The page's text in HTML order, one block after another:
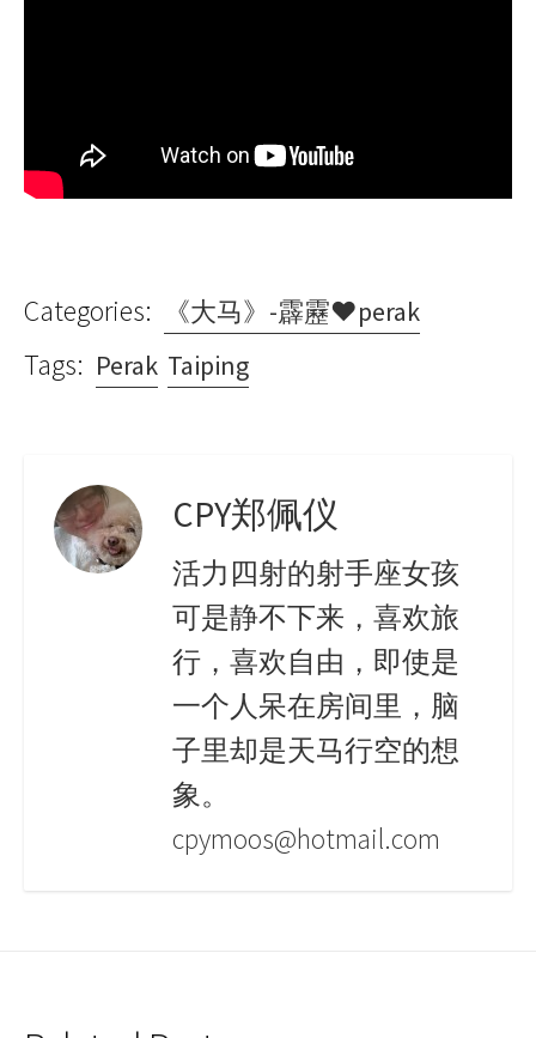
Categories: 《大马》-霹靂♥perak
Tags: Perak Taiping
CPY郑佩仪
活力四射的射手座女孩
可是静不下来，喜欢旅
行，喜欢自由，即使是
一个人呆在房间里，脑
子里却是天马行空的想
象。
cpymoos@hotmail.com